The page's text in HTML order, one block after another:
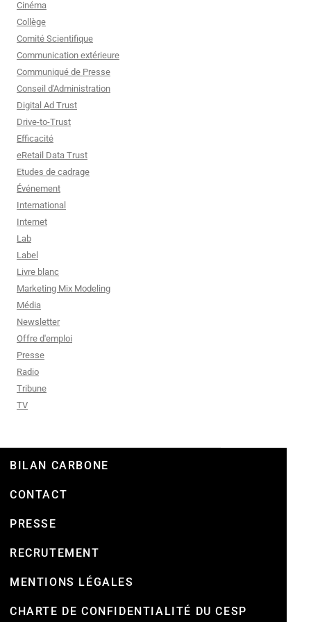
Cinéma
Collège
Comité Scientifique
Communication extérieure
Communiqué de Presse
Conseil d'Administration
Digital Ad Trust
Drive-to-Trust
Efficacité
eRetail Data Trust
Etudes de cadrage
Événement
International
Internet
Lab
Label
Livre blanc
Marketing Mix Modeling
Média
Newsletter
Offre d'emploi
Presse
Radio
Tribune
TV
BILAN CARBONE
CONTACT
PRESSE
RECRUTEMENT
MENTIONS LÉGALES
CHARTE DE CONFIDENTIALITÉ DU CESP